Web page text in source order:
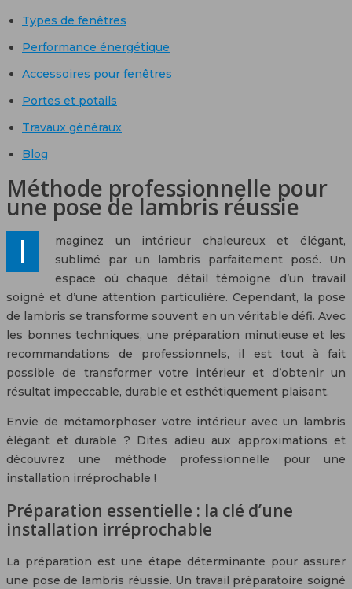
Types de fenêtres
Performance énergétique
Accessoires pour fenêtres
Portes et potails
Travaux généraux
Blog
Méthode professionnelle pour
une pose de lambris réussie
Imaginez un intérieur chaleureux et élégant,
sublimé par un lambris parfaitement posé. Un
espace où chaque détail témoigne d’un travail
soigné et d’une attention particulière. Cependant, la pose
de lambris se transforme souvent en un véritable défi. Avec
les bonnes techniques, une préparation minutieuse et les
recommandations de professionnels, il est tout à fait
possible de transformer votre intérieur et d’obtenir un
résultat impeccable, durable et esthétiquement plaisant.
Envie de métamorphoser votre intérieur avec un lambris
élégant et durable ? Dites adieu aux approximations et
découvrez une méthode professionnelle pour une
installation irréprochable !
Préparation essentielle : la clé d’une
installation irréprochable
La préparation est une étape déterminante pour assurer
une pose de lambris réussie. Un travail préparatoire soigné